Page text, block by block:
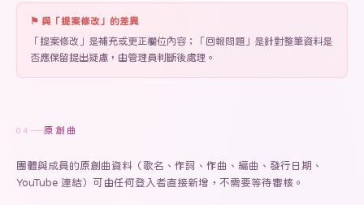
⚑ 與「提案修改」的差異
「提案修改」是補充或更正欄位內容；「回報問題」是針對整筆資料是
否應保留提出疑慮，由管理員判斷後處理。
04 原創曲
團體與成員的原創曲資料（歌名、作詞、作曲、編曲、發行日期、
YouTube 連結）可由任何登入者直接新增，不需要等待審核。